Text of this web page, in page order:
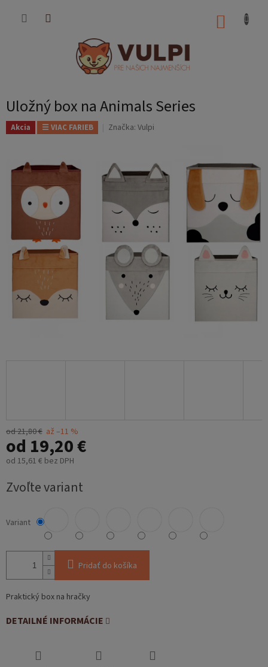
Uložný box na Animals Series
Akcia ☰ VIAC FARIEB Značka: Vulpi
od 21,80 € až –11 %
od 19,20 €
od 15,61 € bez DPH
cena:
Zvoľte variant
Variant
Pridať do košíka
Praktický box na hračky
DETAILNÉ INFORMÁCIE